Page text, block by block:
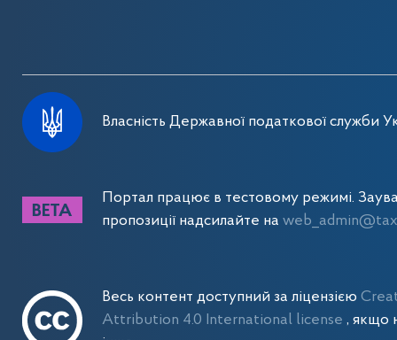
Власність Державної податкової служби
Портал працює в тестовому режимі.
пропозиції надсилайте на
Весь контент доступний за ліцензією
Attribution 4.0 International license , якщо